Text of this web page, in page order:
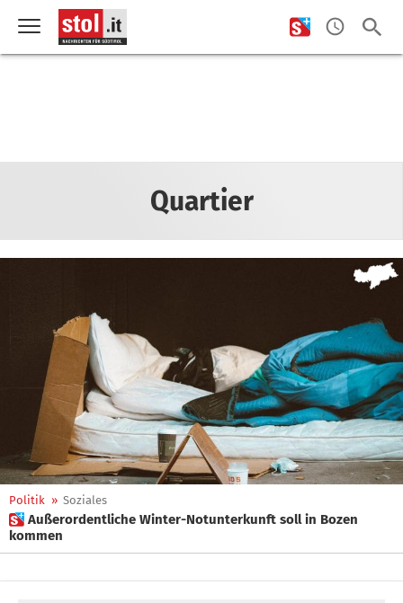
Quartier
Politik » Soziales
 Außerordentliche Winter-Notunterkunft soll in Bozen
kommen